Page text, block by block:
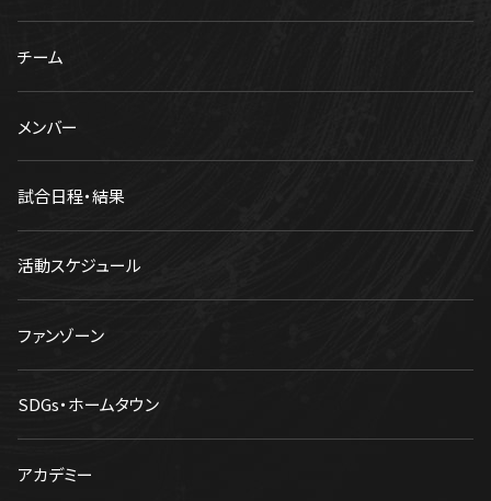
チーム
メンバー
試合日程・結果
活動スケジュール
ファンゾーン
SDGs・ホームタウン
アカデミー